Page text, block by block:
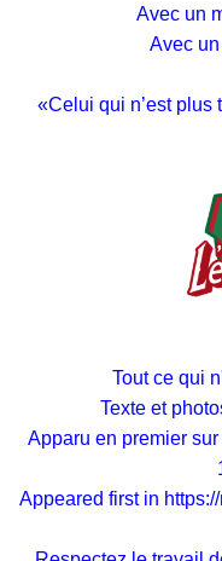
Avec un
Avec
«Celui qui n’est plus
Tout ce qui
Texte et
Apparu en premier sur
Appeared first in